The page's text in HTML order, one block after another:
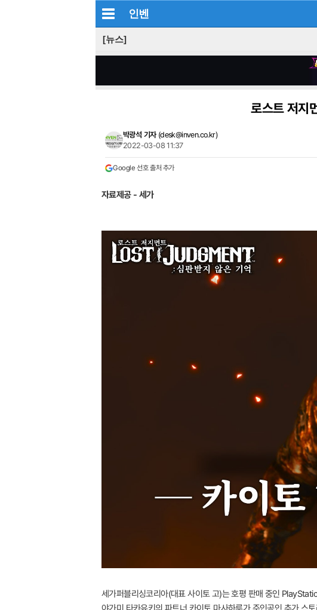
인벤
[뉴스]
로스트 저지
박광석 기자 (desk@inven.co.kr)
2022-03-08 11:37
Google 선호 출처 추가
자료제공 - 세가
세가퍼블리싱코리아(대표 사이토 고)는 호평 판매 중인